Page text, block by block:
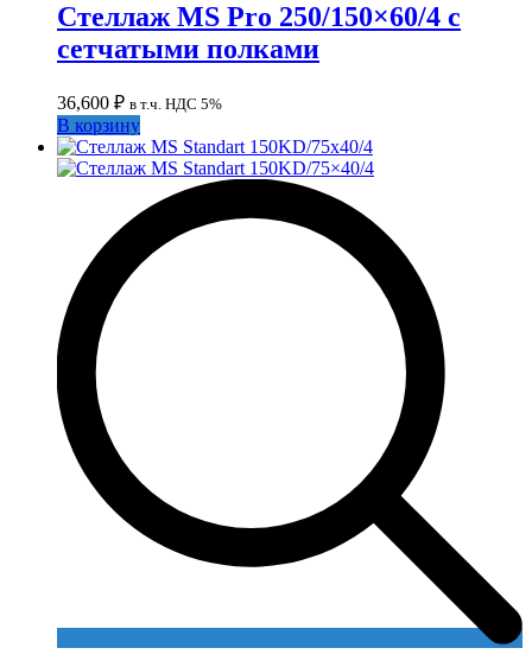
Стеллаж MS Pro 250/150×60/4 с
сетчатыми полками
36,600 ₽ в т.ч. НДС 5%
В корзину